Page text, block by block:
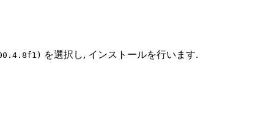
を選択し, インストールを行います.